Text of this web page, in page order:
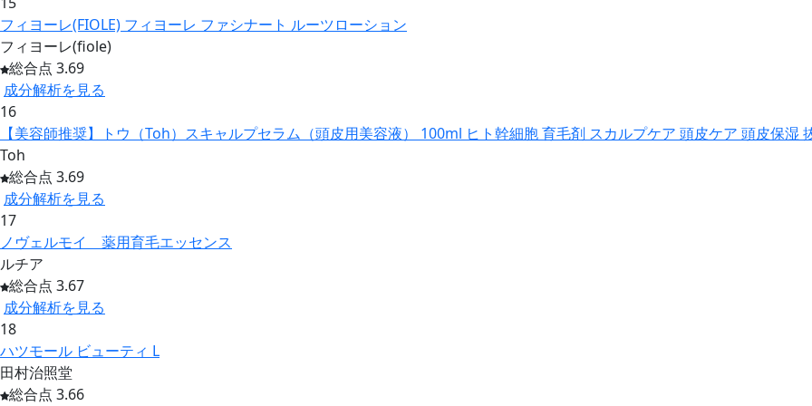
フィヨーレ(FIOLE) フィヨーレ ファシナート ルーツローション
フィヨーレ(fiole)
総合点 3.69
成分解析を見る
16
【美容師推奨】トウ（Toh）スキャルプセラム（頭皮用美容液） 100ml ヒト幹細胞 育毛剤 スカルプケア 頭皮ケア 頭皮保湿
Toh
総合点 3.69
成分解析を見る
17
ノヴェルモイ 薬用育毛エッセンス
ルチア
総合点 3.67
成分解析を見る
18
ハツモール ビューティ L
田村治照堂
総合点 3.66